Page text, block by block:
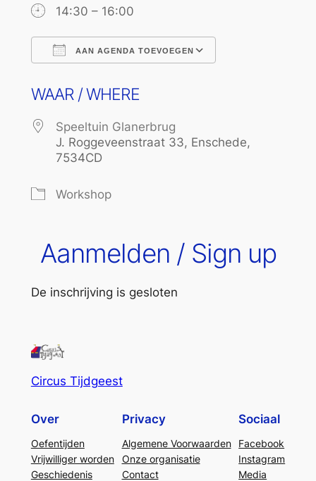
14:30 – 16:00
AAN AGENDA TOEVOEGEN
WAAR / WHERE
Speeltuin Glanerbrug
J. Roggeveenstraat 33, Enschede,
7534CD
Workshop
Aanmelden / Sign up
De inschrijving is gesloten
Circus Tijdgeest
Over
Oefentijden
Vrijwilliger worden
Geschiedenis
Privacy
Algemene Voorwaarden
Onze organisatie
Contact
Sociaal
Facebook
Instagram
Media